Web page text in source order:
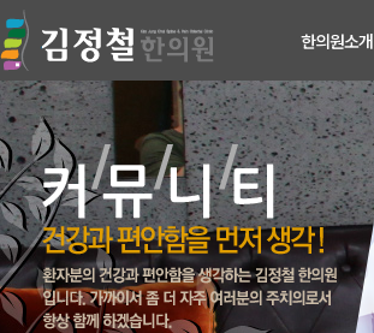
한의원소개
의료진소개
진료안내
검사장비소개
치료장비소개
병원둘러보기
찾아오시는길